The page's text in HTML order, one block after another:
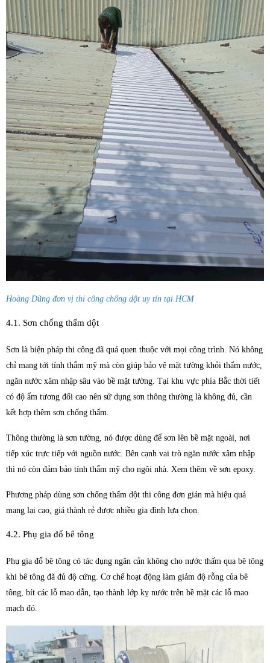
Hoàng Dũng đơn vị thi công chống dột uy tín tại HCM
4.1. Sơn chống thấm dột
Sơn là biện pháp thi công đã quá quen thuộc với mọi công trình. Nó không
chỉ mang tới tính thẩm mỹ mà còn giúp bảo vệ mặt tường khỏi thấm nước,
ngăn nước xâm nhập sâu vào bề mặt tường. Tại khu vực phía Bắc thời tiết
có độ ẩm tương đối cao nên sử dụng sơn thông thường là không đủ, cần
kết hợp thêm sơn chống thấm.
Thông thường là sơn tường, nó được dùng để sơn lên bề mặt ngoài, nơi
tiếp xúc trực tiếp với nguồn nước. Bên cạnh vai trò ngăn nước xâm nhập
thì nó còn đảm bảo tính thẩm mỹ cho ngôi nhà. Xem thêm về sơn epoxy.
Phương pháp dùng sơn chống thấm dột thi công đơn giản mà hiệu quả
mang lại cao, giá thành rẻ được nhiều gia đình lựa chọn.
4.2. Phụ gia đổ bê tông
Phụ gia đổ bê tông có tác dụng ngăn cản không cho nước thấm qua bê tông
khi bê tông đã đủ độ cứng. Cơ chế hoạt động làm giảm độ rỗng của bê
tông, bít các lỗ mao dẫn, tạo thành lớp kỵ nước trên bề mặt các lỗ mao
mạch đó.